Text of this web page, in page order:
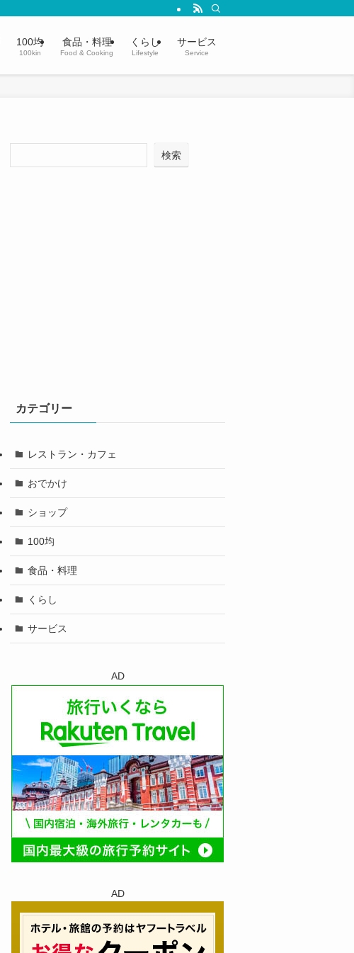
100均
100kin
食品・料理
Food & Cooking
くらし
Lifestyle
サービス
Service
検索
カテゴリー
レストラン・カフェ
おでかけ
ショップ
100均
食品・料理
くらし
サービス
AD
AD